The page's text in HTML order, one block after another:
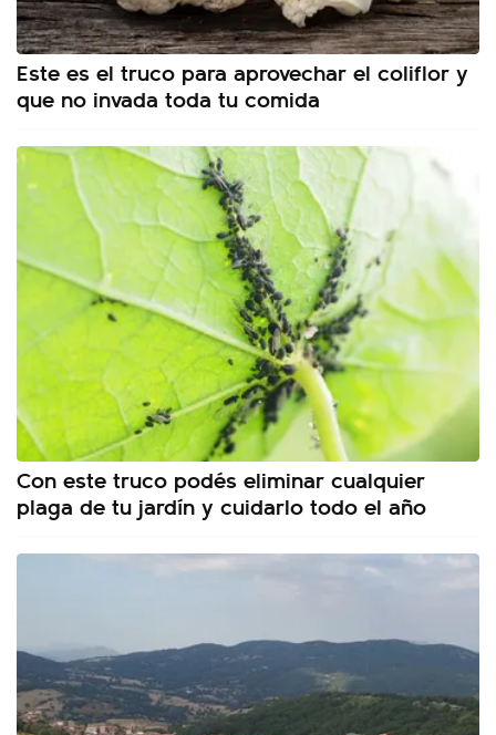
Este es el truco para aprovechar el coliflor y
que no invada toda tu comida
Con este truco podés eliminar cualquier
plaga de tu jardín y cuidarlo todo el año